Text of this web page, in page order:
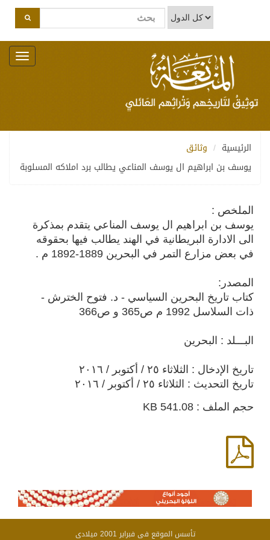
Toggle
navigation
الرئيسية
وثائق
يوسف بن ابراهيم ال يوسف المناعي يطالب برد املاكه المسلوبة
الملخص :
يوسف بن ابراهيم ال يوسف المناعي يتقدم بمذكرة
الى الادارة البريطانية في الهند يطالب فيها بحقوقه
في بعض مزارع التمر في البحرين 1889-1892 م .
المصدر:
كتاب تاريخ البحرين السياسي - د. فتوح الخترش -
ذات السلاسل 1992 م ص365 و ص366
البـــلد : البحرين
تاريخ الإدخال : الثلاثاء ٢٥ / أكتوبر / ٢٠١٦
تاريخ التحديث : الثلاثاء ٢٥ / أكتوبر / ٢٠١٦
حجم الملف : 541.08 KB
تأسس الموقع فى فبراير 2001 ميلادى